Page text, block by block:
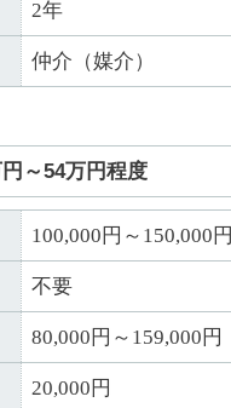
2年
仲介（媒介）
～54万円程度
100,000円～150,000円
不要
80,000円～159,000円
20,000円